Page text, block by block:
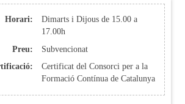
Horari:
Dimarts i Dijous de 15.00 a
17.00h
Preu:
Subvencionat
Certificat del Consorci per a la
Formació Contínua de Catalunya